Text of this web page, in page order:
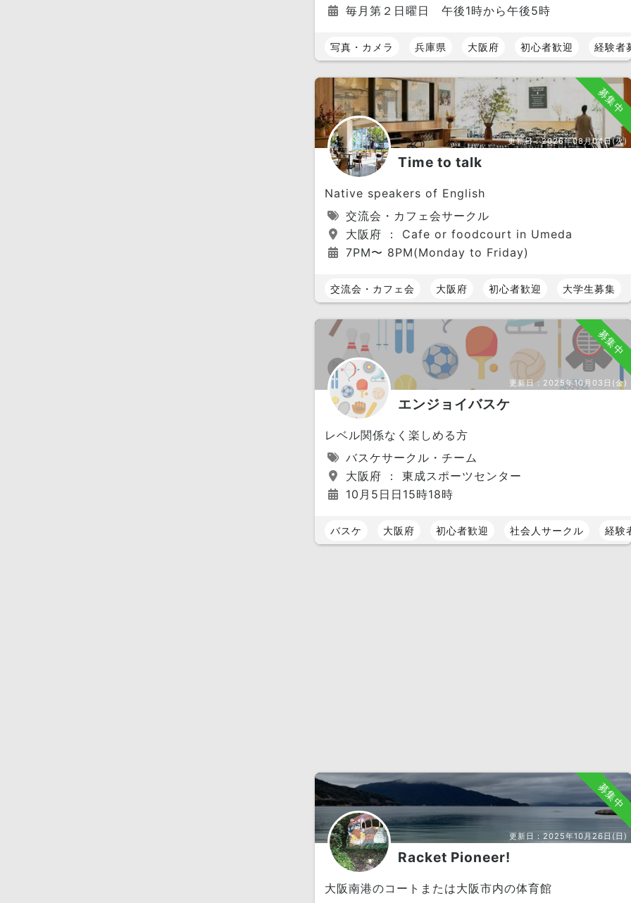
毎月第２日曜日 午後1時から午後5時
写真・カメラ 兵庫県 大阪府 初心者歓迎 経験者
募集中
更新日：2026年08月04日(火)
Time to talk
Native speakers of English
交流会・カフェ会サークル
大阪府 ： Cafe or foodcourt in Umeda
7PM〜 8PM(Monday to Friday)
交流会・カフェ会 大阪府 初心者歓迎 大学生募集
募集中
更新日： 2025年10月03日(金)
エンジョイバスケ
レベル関係なく楽しめる方
バスケサークル・チーム
大阪府 ： 東成スポーツセンター
10月5日日15時18時
バスケ 大阪府 初心者歓迎 社会人サークル 経験
募集中
更新日： 2025年10月26日(日)
Racket Pioneer!
大阪南港のコートまたは大阪市内の体育館